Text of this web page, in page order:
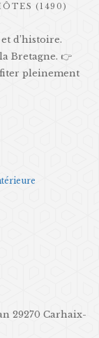
(1490)
d’histoire.
Bretagne. 👉
pleinement
29270 Carhaix-